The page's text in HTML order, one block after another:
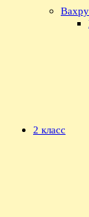
2 класс